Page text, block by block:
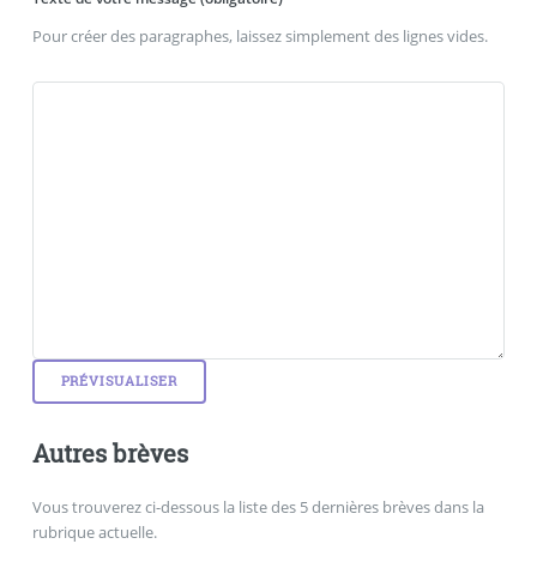
Pour créer des paragraphes, laissez simplement des lignes vides.
Autres brèves
Vous trouverez ci-dessous la liste des 5 dernières brèves dans la
rubrique actuelle.